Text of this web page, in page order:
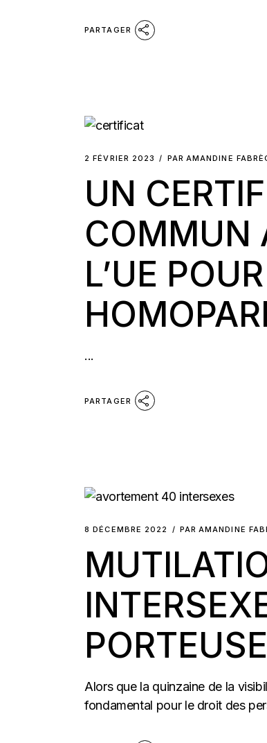
PARTAGER
2 FÉVRIER 2023 PAR AMANDINE
UN
COMMUN
L’UE
...
PARTAGER
8 DÉCEMBRE 2022 PAR AMANDINE
Alors que la quinzaine de la
fondamental pour le droit des